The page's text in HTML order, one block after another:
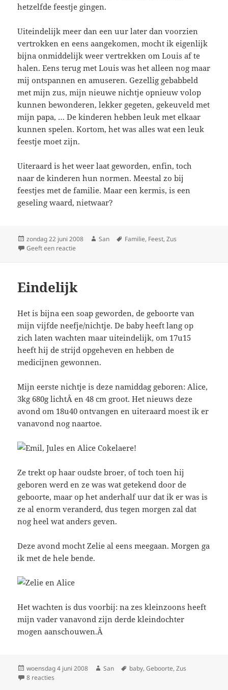
hetzelfde feestje gingen.
Uiteindelijk meer dan een uur later dan voorzien
vertrokken en eens aangekomen, mocht ik eigenlijk
bijna onmiddelijk weer vertrekken om Louis af te
halen. Eens terug met Louis was het alleen nog maar
mij ontspannen en amuseren. Gezellig gebabbeld
met mijn zus, mijn nieuwe nichtje opnieuw volop
kunnen bewonderen, lekker gegeten, gekeuveld met
mijn papa, … De kinderen hebben leuk met elkaar
kunnen spelen. Kortom, het was alles wat een leuk
feestje moet zijn.
Uiteraard is het weer laat geworden, enfin, toch
naar de kinderen hun normen. Meestal zo bij
feestjes met de familie. Maar een kermis, is een
geseling waard, nietwaar?
Geplaatst
op
zondag 22 juni 2008 Auteur
San Tags
Familie, Feest,Zus
Geeft een reactie
Eindelijk
Het is bijna een soap geworden, de geboorte van
mijn vijfde neefje/nichtje. De baby heeft lang op
zich laten wachten maar uiteindelijk, om 17u15
heeft hij de strijd opgeheven en hebben de
medicijnen gewonnen.
Mijn eerste nichtje is deze namiddag geboren: Alice,
3kg 680g lichtÂ en 48 cm groot. Het nieuws deze
avond om 18u40 ontvangen en uiteraard moest ik er
vanavond nog naartoe.
Ze trekt op haar oudste broer, of toch toen hij
geboren werd en ze was wat getekend door de
geboorte, maar op het anderhalf uur dat ik er was is
ze al enorm veranderd, dus tegen morgen zal dat
nog heel wat anders geven.
Deze avond mocht Zelie al eens meegaan. Morgen ga
ik met de hele bende.
Het wachten is dus voorbij: na zes kleinzoons heeft
mijn vader vanavond zijn derde kleindochter
mogen aanschouwen.Â
Geplaatst
op
woensdag 4 juni 2008 Auteur
San Tags
baby,Geboorte,Zus
8 reacties